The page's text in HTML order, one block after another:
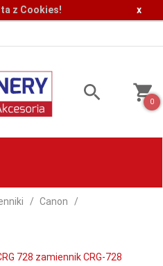
z Cookies! x
0
Canon
728 zamiennik CRG-728